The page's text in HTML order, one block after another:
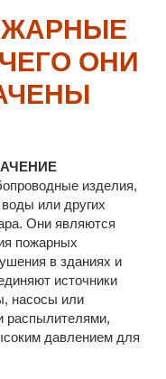
ОНИ
изделия,
или других
Они являются
пожарных
в зданиях и
источники
насосы или
распылителями,
давлением для